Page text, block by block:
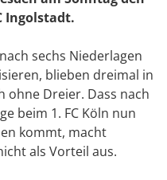
Ingolstadt.
sechs Niederlagen
blieben dreimal in
ohne Dreier. Dass nach
beim 1. FC Köln nun
kommt, macht
als Vorteil aus.